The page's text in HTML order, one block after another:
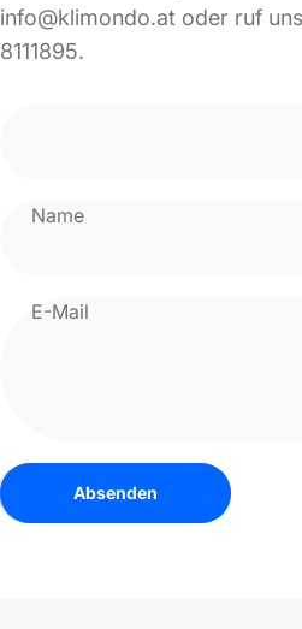
info@klimondo.at oder ruf
8111895.
Name
E-Mail
Absenden
Absenden